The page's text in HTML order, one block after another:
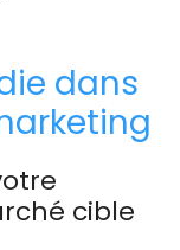
dans
cible